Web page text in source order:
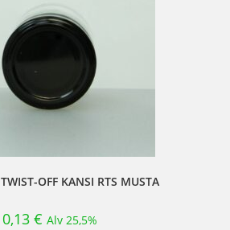
OFF KANSI RTS MUSTA
0,13 € Alv 25,5%